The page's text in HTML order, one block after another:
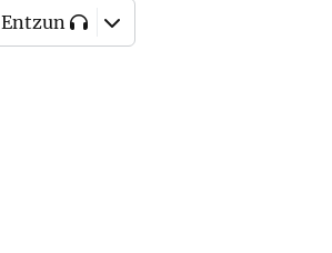
Entzun